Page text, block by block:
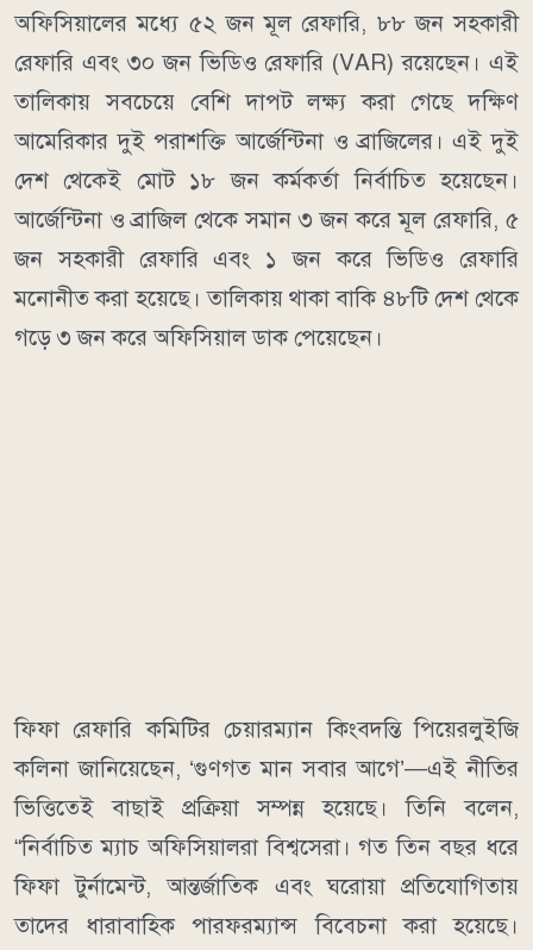
অফিসিয়ালের মধ্যে ৫২ জন মূল রেফারি, ৮৮ জন সহকারী
রেফারি এবং ৩০ জন ভিডিও রেফারি (VAR) রয়েছেন। এই
তালিকায় সবচেয়ে বেশি দাপট লক্ষ্য করা গেছে দক্ষিণ
আমেরিকার দুই পরাশক্তি আর্জেন্টিনা ও ব্রাজিলের। এই দুই
দেশ থেকেই মোট ১৮ জন কর্মকর্তা নির্বাচিত হয়েছেন।
আর্জেন্টিনা ও ব্রাজিল থেকে সমান ৩ জন করে মূল রেফারি, ৫
জন সহকারী রেফারি এবং ১ জন করে ভিডিও রেফারি
মনোনীত করা হয়েছে। তালিকায় থাকা বাকি ৪৮টি দেশ থেকে
গড়ে ৩ জন করে অফিসিয়াল ডাক পেয়েছেন।
ফিফা রেফারি কমিটির চেয়ারম্যান কিংবদন্তি পিয়েরলুইজি
কলিনা জানিয়েছেন, ‘গুণগত মান সবার আগে’—এই নীতির
ভিত্তিতেই বাছাই প্রক্রিয়া সম্পন্ন হয়েছে। তিনি বলেন,
“নির্বাচিত ম্যাচ অফিসিয়ালরা বিশ্বসেরা। গত তিন বছর ধরে
ফিফা টুর্নামেন্ট, আন্তর্জাতিক এবং ঘরোয়া প্রতিযোগিতায়
তাদের ধারাবাহিক পারফরম্যান্স বিবেচনা করা হয়েছে।